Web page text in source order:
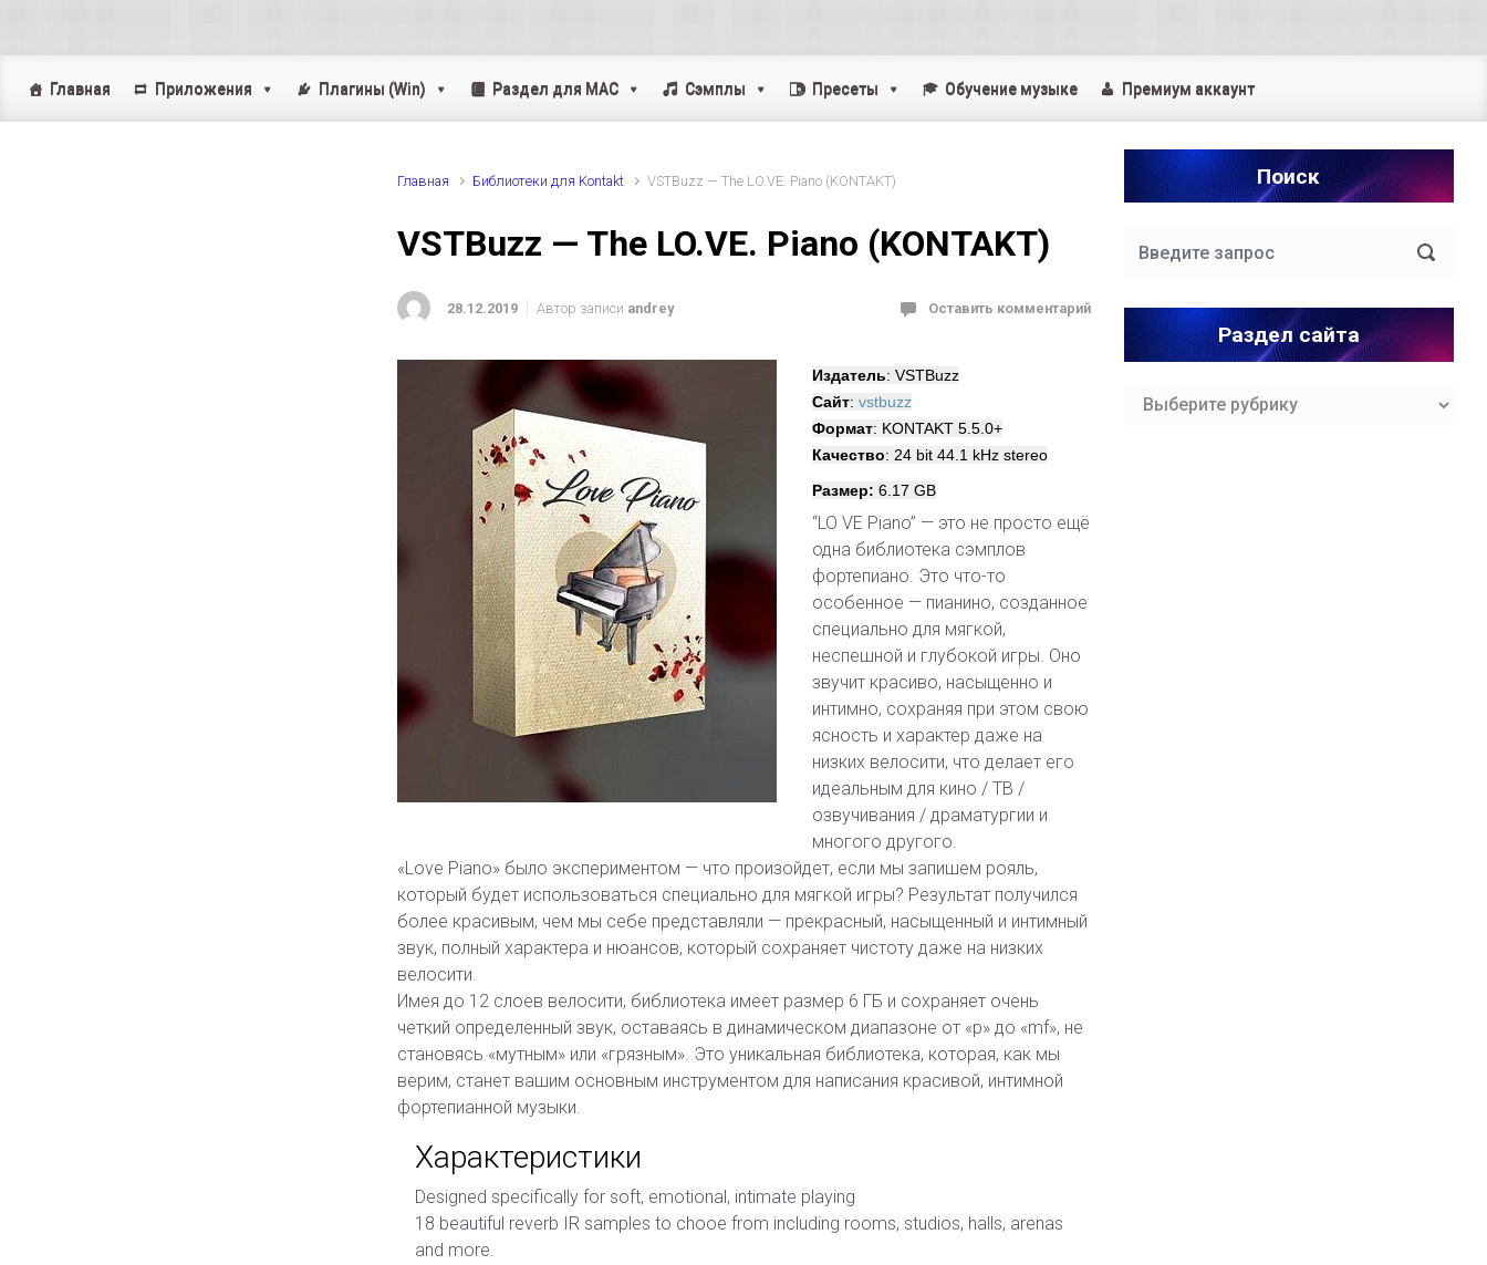
Главная Приложения Плагины (Win) Раздел для MAC Cэмплы Пресеты Обучение музыке Премиум аккаунт
Главная Библиотеки для Kontakt VSTBuzz — The LO.VE. Piano (KONTAKT)
VSTBuzz — The LO.VE. Piano (KONTAKT)
28.12.2019 Автор записи andrey Оставить комментарий
Издатель: VSTBuzz
Сайт: vstbuzz
Формат: KONTAKT 5.5.0+
Качество: 24 bit 44.1 kHz stereo
Размер: 6.17 GB
“LO VE Piano” — это не просто ещё
одна библиотека сэмплов
фортепиано. Это что-то
особенное — пианино, созданное
специально для мягкой,
неспешной и глубокой игры. Оно
звучит красиво, насыщенно и
интимно, сохраняя при этом свою
ясность и характер даже на
низких велосити, что делает его
идеальным для кино / ТВ /
озвучивания / драматургии и
многого другого.
«Love Piano» было экспериментом — что произойдет, если мы запишем рояль,
который будет использоваться специально для мягкой игры? Результат получился
более красивым, чем мы себе представляли — прекрасный, насыщенный и интимный
звук, полный характера и нюансов, который сохраняет чистоту даже на низких
велосити.
Имея до 12 слоев велосити, библиотека имеет размер 6 ГБ и сохраняет очень
четкий определенный звук, оставаясь в динамическом диапазоне от «p» до «mf», не
становясь «мутным» или «грязным». Это уникальная библиотека, которая, как мы
верим, станет вашим основным инструментом для написания красивой, интимной
фортепианной музыки.
Характеристики
Designed specifically for soft, emotional, intimate playing
18 beautiful reverb IR samples to chooe from including rooms, studios, halls, arenas
and more.
Поиск
Раздел сайта
Раздел